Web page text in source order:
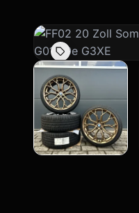
Sommerräder & Felgen
Kompletträder -
Sommer